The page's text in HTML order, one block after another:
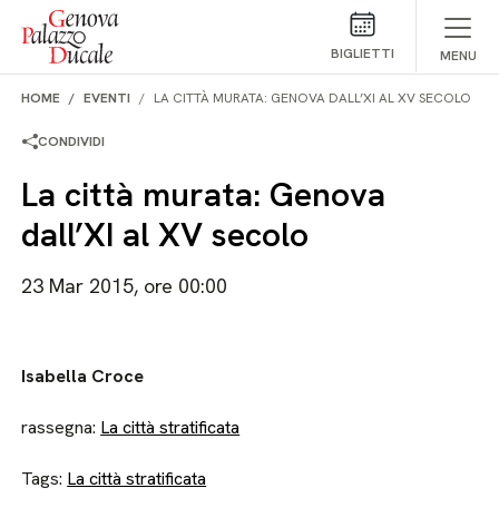
Salta al contenuto
BIGLIETTI MENU
HOME EVENTI LA CITTÀ MURATA: GENOVA DALL’XI AL XV SECOLO
CONDIVIDI
La città murata: Genova
dall’XI al XV secolo
23 Mar 2015, ore 00:00
Isabella Croce
rassegna: La città stratificata
Tags: La città stratificata